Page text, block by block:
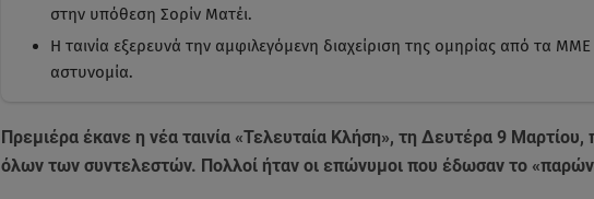
στην υπόθεση Σορίν Ματέι.
Η ταινία εξερευνά την αμφιλεγόμενη διαχείριση της ομηρίας από τα ΜΜΕ
αστυνομία.
Πρεμιέρα έκανε η νέα ταινία «Τελευταία Κλήση», τη Δευτέρα 9 Μαρτίου,
όλων των συντελεστών. Πολλοί ήταν οι επώνυμοι που έδωσαν το